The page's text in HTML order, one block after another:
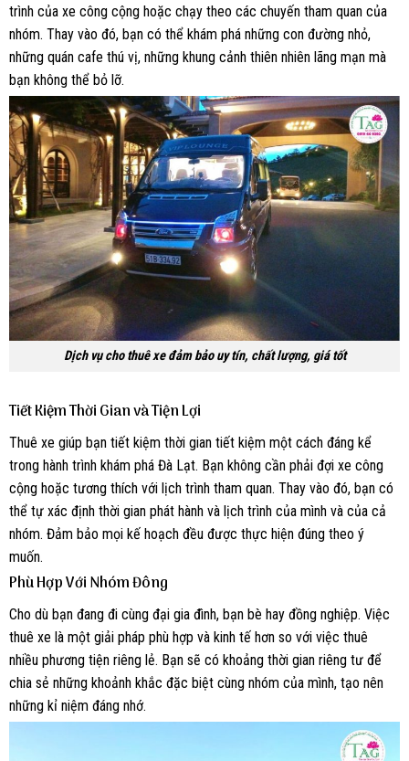
trình của xe công cộng hoặc chạy theo các chuyến tham quan của
nhóm. Thay vào đó, bạn có thể khám phá những con đường nhỏ,
những quán cafe thú vị, những khung cảnh thiên nhiên lãng mạn mà
bạn không thể bỏ lỡ.
Dịch vụ cho thuê xe đảm bảo uy tín, chất lượng, giá tốt
Tiết Kiệm Thời Gian và Tiện Lợi
Thuê xe giúp bạn tiết kiệm thời gian tiết kiệm một cách đáng kể
trong hành trình khám phá Đà Lạt. Bạn không cần phải đợi xe công
cộng hoặc tương thích với lịch trình tham quan. Thay vào đó, bạn có
thể tự xác định thời gian phát hành và lịch trình của mình và của cả
nhóm. Đảm bảo mọi kế hoạch đều được thực hiện đúng theo ý
muốn.
Phù Hợp Với Nhóm Đông
Cho dù bạn đang đi cùng đại gia đình, bạn bè hay đồng nghiệp. Việc
thuê xe là một giải pháp phù hợp và kinh tế hơn so với việc thuê
nhiều phương tiện riêng lẻ. Bạn sẽ có khoảng thời gian riêng tư để
chia sẻ những khoảnh khắc đặc biệt cùng nhóm của mình, tạo nên
những kỉ niệm đáng nhớ.